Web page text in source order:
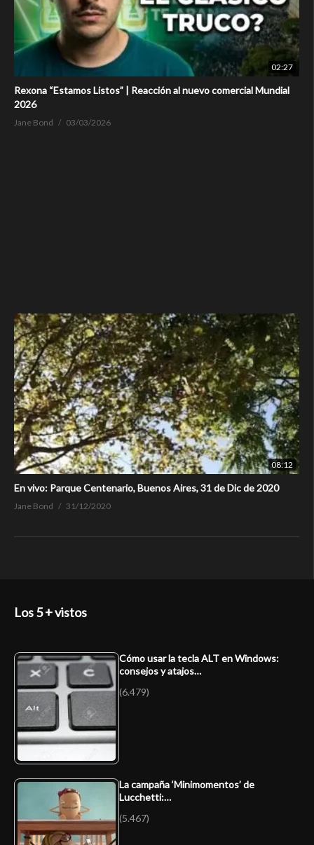
02:27
Rexona “Estamos Listos” | Reacción al nuevo comercial Mundial
2026
Jane Bond 03/03/2026
08:12
En vivo: Parque Centenario, Buenos Aires, 31 de Dic de 2020
Jane Bond 31/12/2020
Los 5 + vistos
Cómo usar la tecla ALT en Windows:
consejos y atajos…
(6.479)
La campaña ‘Minimomentos’ de
Lucchetti:…
(5.467)